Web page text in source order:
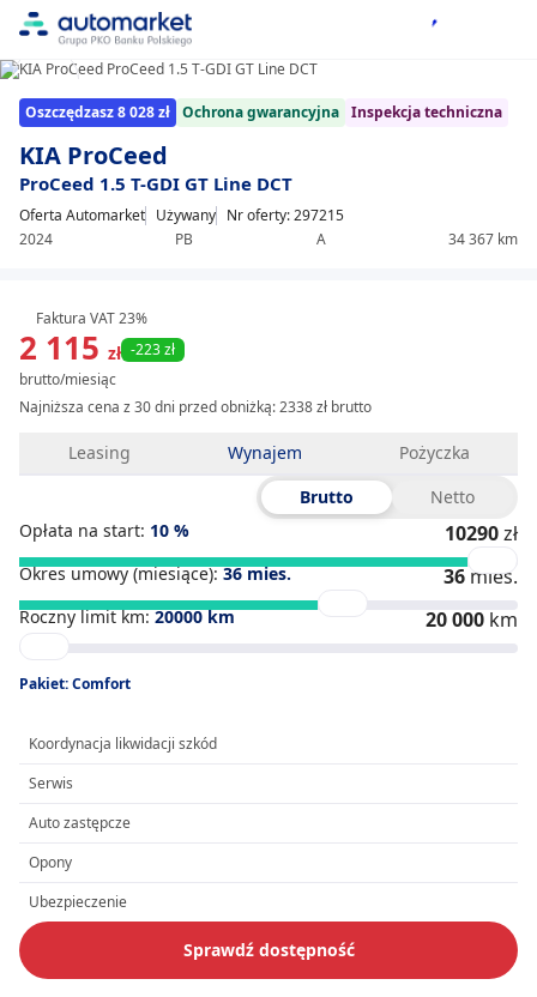
Item
1/23
Oszczędzasz 8 028 zł Ochrona gwarancyjna Inspekcja techniczna
KIA ProCeed
ProCeed 1.5 T-GDI GT Line DCT
Oferta Automarket Używany
2024
PB A 34 367 km
Nr oferty: 297215
2 115 zł -223 zł
brutto/miesiąc
Najniższa cena z 30 dni przed obniżką:2338 zł brutto
Faktura VAT 23%
Leasing Wynajem
Pożyczka
Brutto
Netto
Opłata na start: 10 % 10290zł
Okres umowy (miesiące):36mies. 36 mies.
Roczny limit km:20000km 20 000 km
Pakiet: Comfort
Koordynacja likwidacji szkód
Serwis
Auto zastępcze
Opony
Ubezpieczenie
Sprawdź dostępność